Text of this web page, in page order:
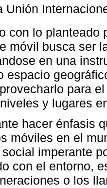
Unión
con lo planteado
móvil busca ser
en una
espacio
para
y lugares
hacer énfasis
móviles en el
imperante
con el entorno,
o los